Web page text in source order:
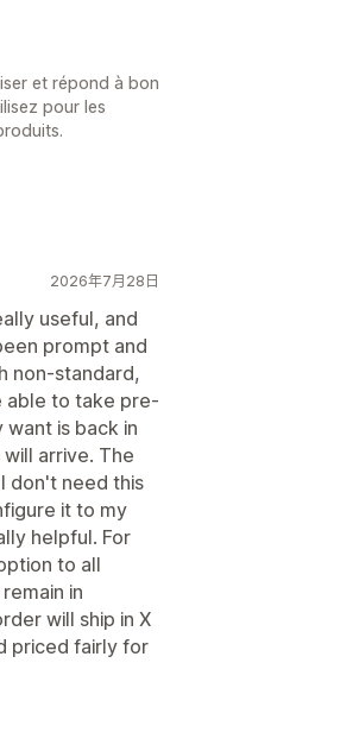
et répond à bon
pour les
2026年7月28日
useful, and
prompt and
non-standard,
able to take pre-
is back in
arrive. The
don't need this
it to my
helpful. For
to all
in
will ship in X
priced fairly for